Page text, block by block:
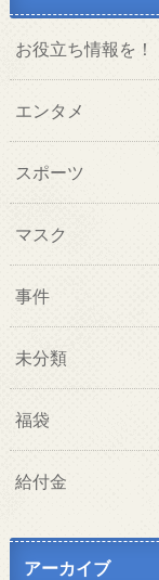
お役立ち情報を！
エンタメ
スポーツ
マスク
事件
未分類
福袋
給付金
アーカイブ